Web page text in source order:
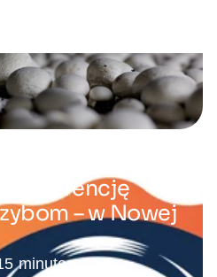
konferencję
– w Nowej
minutes read